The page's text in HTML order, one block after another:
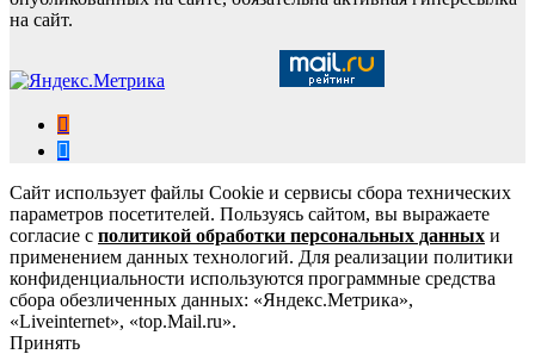
на сайт.
Сайт использует файлы Cookie и сервисы сбора технических
параметров посетителей. Пользуясь сайтом, вы выражаете
согласие с политикой обработки персональных данных и
применением данных технологий. Для реализации политики
конфиденциальности используются программные средства
сбора обезличенных данных: «Яндекс.Метрика»,
«Liveinternet», «top.Mail.ru».
Принять